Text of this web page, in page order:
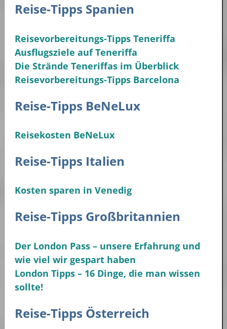
Reise-Tipps Spanien
Reisevorbereitungs-Tipps Teneriffa
Ausflugsziele auf Teneriffa
Die Strände Teneriffas im Überblick
Reisevorbereitungs-Tipps Barcelona
Reise-Tipps BeNeLux
Reisekosten BeNeLux
Reise-Tipps Italien
Kosten sparen in Venedig
Reise-Tipps Großbritannien
Der London Pass – unsere Erfahrung und
wie viel wir gespart haben
London Tipps – 16 Dinge, die man wissen
sollte!
Reise-Tipps Österreich